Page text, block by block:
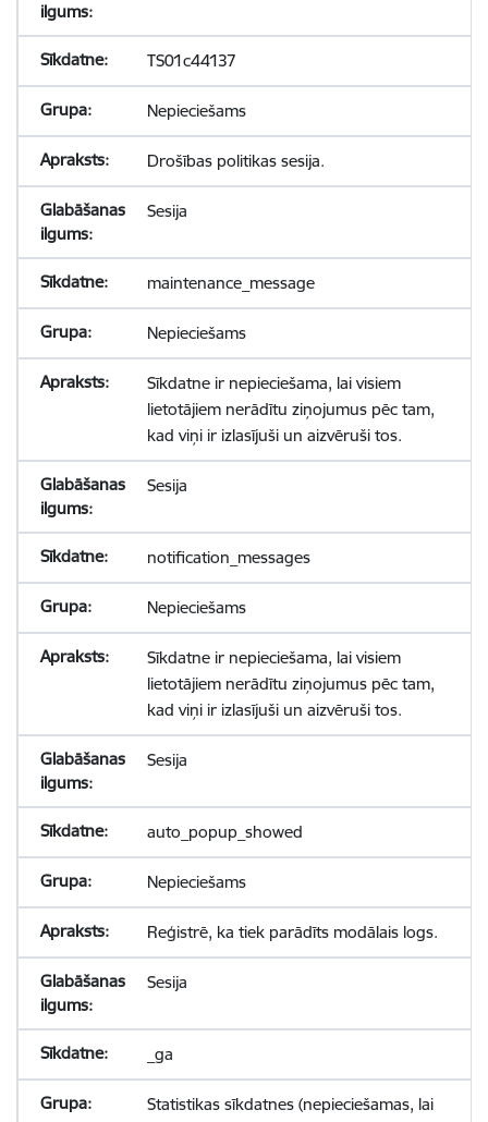
TS01c44137
Nepieciešams
Drošības politikas sesija.
Sesija
maintenance_message
Nepieciešams
Sīkdatne ir nepieciešama, lai visiem
lietotājiem nerādītu ziņojumus pēc tam,
kad viņi ir izlasījuši un aizvēruši tos.
Sesija
notification_messages
Nepieciešams
Sīkdatne ir nepieciešama, lai visiem
lietotājiem nerādītu ziņojumus pēc tam,
kad viņi ir izlasījuši un aizvēruši tos.
Sesija
auto_popup_showed
Nepieciešams
Reģistrē, ka tiek parādīts modālais logs.
Sesija
_ga
Statistikas sīkdatnes (nepieciešamas, lai